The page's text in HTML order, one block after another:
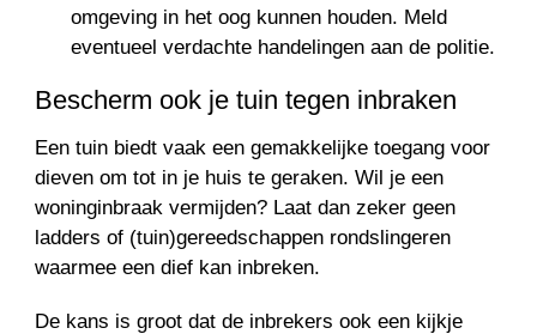
omgeving in het oog kunnen houden. Meld
eventueel verdachte handelingen aan de politie.
Bescherm ook je tuin tegen inbraken
Een tuin biedt vaak een gemakkelijke toegang voor
dieven om tot in je huis te geraken. Wil je een
woninginbraak vermijden? Laat dan zeker geen
ladders of (tuin)gereedschappen rondslingeren
waarmee een dief kan inbreken.
De kans is groot dat de inbrekers ook een kijkje